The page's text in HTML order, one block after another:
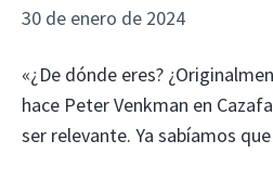
30 de enero de 2024
«¿De dónde eres?
hace Peter Venkman en
ser relevante. Ya sabíamos